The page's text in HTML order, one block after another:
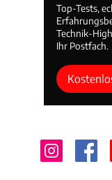
Top-Tests,
Technik-
Ihr Postfach.